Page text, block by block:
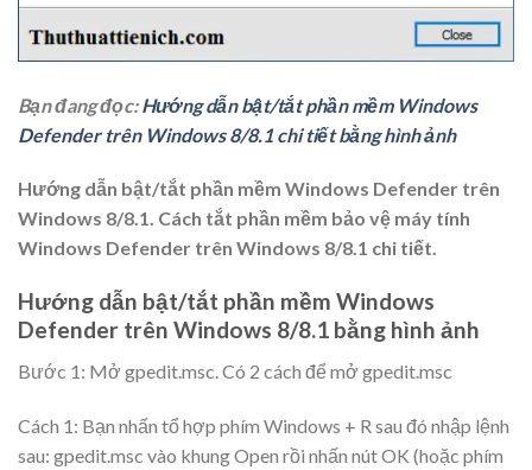
Bạn đang đọc:Hướng dẫn bật/tắt phần mềm Windows
Defender trên Windows 8/8.1 chi tiết bằng hình ảnh
Hướng dẫn bật/tắt phần mềm Windows Defender trên
Windows 8/8.1. Cách tắt phần mềm bảo vệ máy tính
Windows Defender trên Windows 8/8.1 chi tiết.
Hướng dẫn bật/tắt phần mềm Windows
Defender trên Windows 8/8.1 bằng hình ảnh
Bước 1: Mở gpedit.msc. Có 2 cách để mở gpedit.msc
Cách 1: Bạn nhấn tổ hợp phím Windows + R sau đó nhập lệnh
sau: gpedit.msc vào khung Open rồi nhấn nútOK (hoặc phím